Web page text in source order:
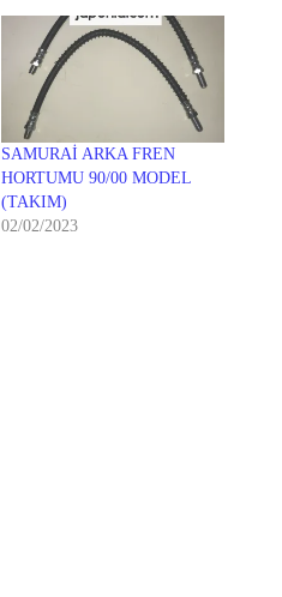
SAMURAİ ARKA FREN
HORTUMU 90/00 MODEL
(TAKIM)
02/02/2023